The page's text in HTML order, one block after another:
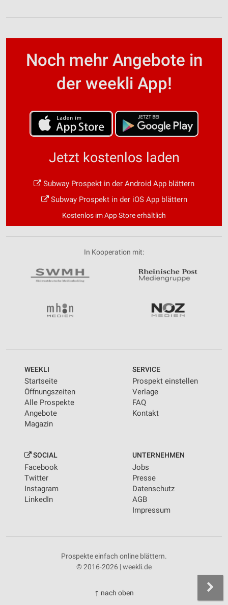
Noch mehr Angebote in
der weekli App!
Jetzt kostenlos laden
Subway Prospekt in der Android App blättern
Subway Prospekt in der iOS App blättern
Kostenlos im App Store erhältlich
In Kooperation mit:
WEEKLI
Startseite
Öffnungszeiten
Alle Prospekte
Angebote
Magazin
SERVICE
Prospekt einstellen
Verlage
FAQ
Kontakt
SOCIAL
Facebook
Twitter
Instagram
LinkedIn
UNTERNEHMEN
Jobs
Presse
Datenschutz
AGB
Impressum
Prospekte einfach online blättern.
© 2016-2026 | weekli.de
↑ nach oben